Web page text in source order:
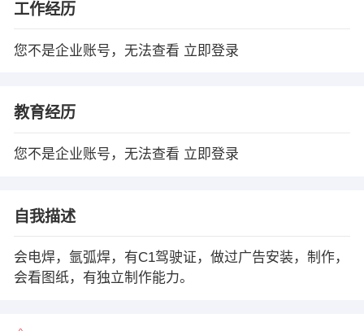
工作经历
您不是企业账号，无法查看 立即登录
教育经历
您不是企业账号，无法查看 立即登录
自我描述
会电焊，氩弧焊，有C1驾驶证，做过广告安装，制作，
会看图纸，有独立制作能力。